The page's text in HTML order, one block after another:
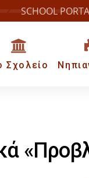
SCHOOL
Σχολείο